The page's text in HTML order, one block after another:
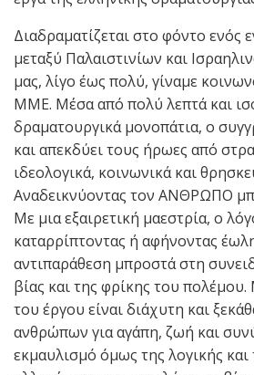
Διαδραματίζεται στο φόντο ενός
μεταξύ Παλαιστινίων και
μας, λίγο έως πολύ, γίναμε
ΜΜΕ. Μέσα από πολύ λεπτά και
δραματουργικά μονοπάτια, ο
και απεκδύει τους ήρωες από
ιδεολογικά, κοινωνικά και
Αναδεικνύοντας τον ΑΝΘΡΩΠΟ
Με μια εξαιρετική μαεστρία, ο
καταρρίπτοντας ή αφήνοντας
αντιπαράθεση μπροστά στη
βίας και της φρίκης του
του έργου είναι διάχυτη και
ανθρώπων για αγάπη, ζωή και
εκμαυλισμό όμως της λογικής